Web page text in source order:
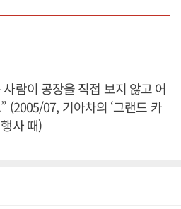
람이 공장을 직접 보지 않고 어
(2005/07, 기아차의 ‘그랜드 카
사 때)